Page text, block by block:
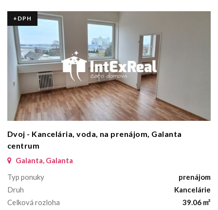
+DPH
Dvoj - Kancelária, voda, na prenájom, Galanta
centrum
Galanta, Galanta
Typ ponuky
prenájom
Druh
Kancelárie
Celková rozloha
39.06 m²